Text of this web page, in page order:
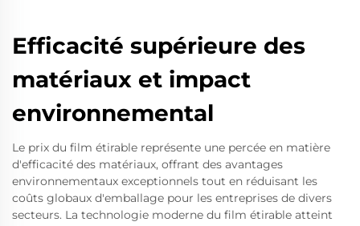
Efficacité supérieure des
matériaux et impact
environnemental
Le prix du film étirable représente une percée en matière
d'efficacité des matériaux, offrant des avantages
environnementaux exceptionnels tout en réduisant les
coûts globaux d'emballage pour les entreprises de divers
secteurs. La technologie moderne du film étirable atteint